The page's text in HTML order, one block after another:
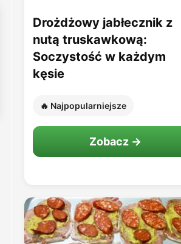
Drożdżowy jabłecznik z
nutą truskawkową:
Soczystość w każdym
kęsie
🔥 Najpopularniejsze
Zobacz →